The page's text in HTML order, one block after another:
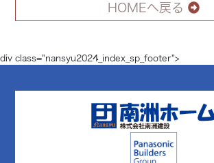
HOMEへ戻る
div class="nansyu2024_index_sp_footer">